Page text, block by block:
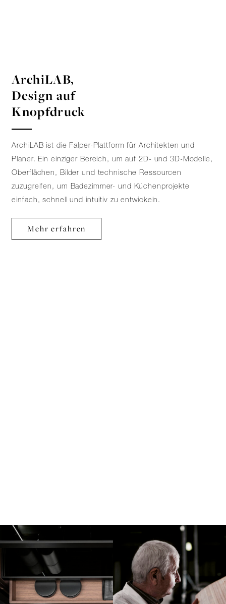
ArchiLAB,
Design auf
Knopfdruck
ArchiLAB ist die Falper-Plattform für Architekten und
Planer. Ein einziger Bereich, um auf 2D- und 3D-Modelle,
Oberflächen, Bilder und technische Ressourcen
zuzugreifen, um Badezimmer- und Küchenprojekte
einfach, schnell und intuitiv zu entwickeln.
Mehr erfahren